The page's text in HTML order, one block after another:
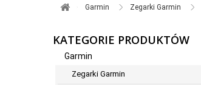
Garmin ​ Zegarki Garmin ​
KATEGORIE PRODUKTÓW
Garmin
Zegarki Garmin